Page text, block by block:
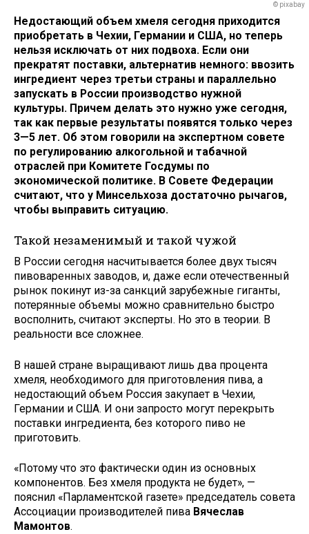
© pixabay
Недостающий объем хмеля сегодня приходится
приобретать в Чехии, Германии и США, но теперь
нельзя исключать от них подвоха. Если они
прекратят поставки, альтернатив немного: ввозить
ингредиент через третьи страны и параллельно
запускать в России производство нужной
культуры. Причем делать это нужно уже сегодня,
так как первые результаты появятся только через
3—5 лет. Об этом говорили на экспертном совете
по регулированию алкогольной и табачной
отраслей при Комитете Госдумы по
экономической политике. В Совете Федерации
считают, что у Минсельхоза достаточно рычагов,
чтобы выправить ситуацию.
Такой незаменимый и такой чужой
В России сегодня насчитывается более двух тысяч
пивоваренных заводов, и, даже если отечественный
рынок покинут из-за санкций зарубежные гиганты,
потерянные объемы можно сравнительно быстро
восполнить, считают эксперты. Но это в теории. В
реальности все сложнее.
В нашей стране выращивают лишь два процента
хмеля, необходимого для приготовления пива, а
недостающий объем Россия закупает в Чехии,
Германии и США. И они запросто могут перекрыть
поставки ингредиента, без которого пиво не
приготовить.
«Потому что это фактически один из основных
компонентов. Без хмеля продукта не будет», —
пояснил «Парламентской газете» председатель совета
Ассоциации производителей пива Вячеслав
Мамонтов.